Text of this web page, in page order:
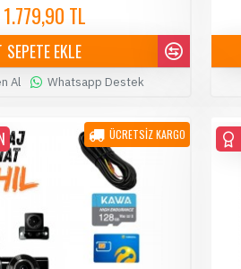
1.779,90 TL
SEPETE EKLE
Al Whatsapp Destek
ÜCRETSİZ KARGO